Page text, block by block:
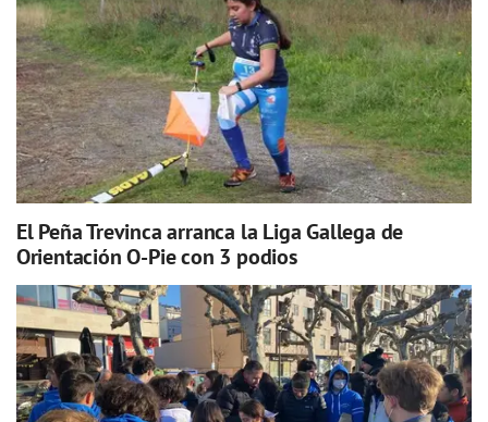
El Peña Trevinca arranca la Liga Gallega de
Orientación O-Pie con 3 podios